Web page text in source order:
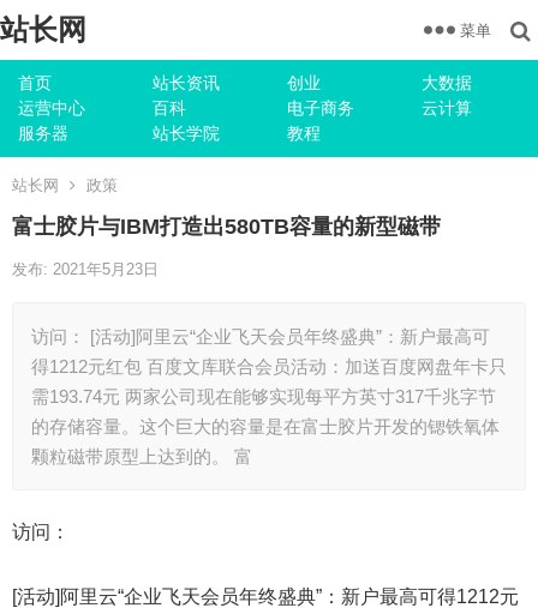
站长网
首页 站长资讯 创业
大数据
运营中心
百科 电子商务
云计算
服务器
站长学院 教程
菜单
站长网 政策
富士胶片与IBM打造出580TB容量的新型磁带
发布: 2021年5月23日
访问： [活动]阿里云“企业飞天会员年终盛典”：新户最高可
得1212元红包 百度文库联合会员活动：加送百度网盘年卡只
需193.74元 两家公司现在能够实现每平方英寸317千兆字节
的存储容量。这个巨大的容量是在富士胶片开发的锶铁氧体
颗粒磁带原型上达到的。 富
访问：
[活动]阿里云“企业飞天会员年终盛典”：新户最高可得1212元